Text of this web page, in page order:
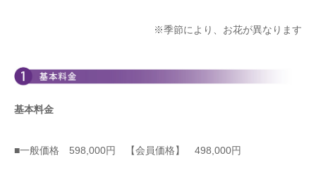
※季節により、お花が異なります
基本料金
■一般価格 598,000円 【会員価格】 498,000円